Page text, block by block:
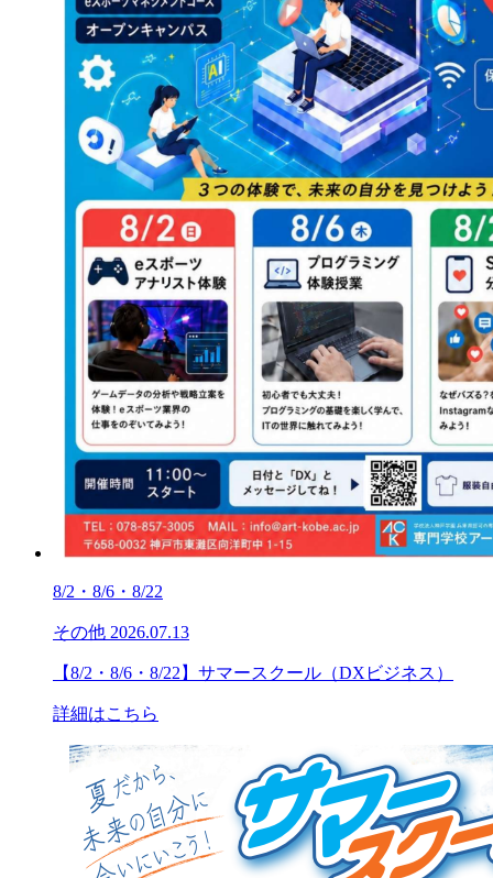
8/2・8/6・8/22
その他 2026.07.13
【8/2・8/6・8/22】サマースクール（DXビジネス）
詳細はこちら